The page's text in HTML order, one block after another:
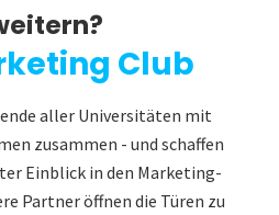
Club
aller Universitäten mit
zusammen - und schaffen
Einblick in den Marketing-
Partner öffnen die Türen zu